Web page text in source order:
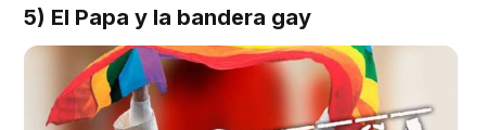
5) El Papa y la bandera gay